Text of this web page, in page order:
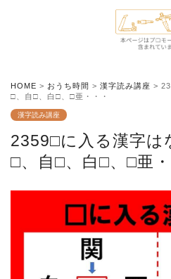
HOME > おうち時間 > 漢字読み講座 >
□、自□、白□、□亜・・・
漢字読み講座
2359□に入る漢字は
□、自□、白□、□亜・